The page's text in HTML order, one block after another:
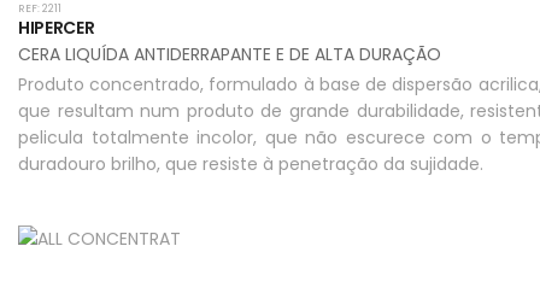
REF: 2211
HIPERCER
CERA LIQUÍDA ANTIDERRAPANTE E DE ALTA DURAÇÃO
Produto concentrado, formulado à base de dispersão
que resultam num produto de grande durabilidade,
pelicula totalmente incolor, que não escurece com o
duradouro brilho, que resiste à penetração da sujidade.